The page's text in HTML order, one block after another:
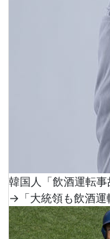
韓国人「飲酒運転事
→「大統領も飲酒運